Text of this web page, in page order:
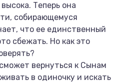
Теперь она
собирающемуся
что ее единственный
сбежать. Но как это
вернуться к Сынам
в одиночку и искать